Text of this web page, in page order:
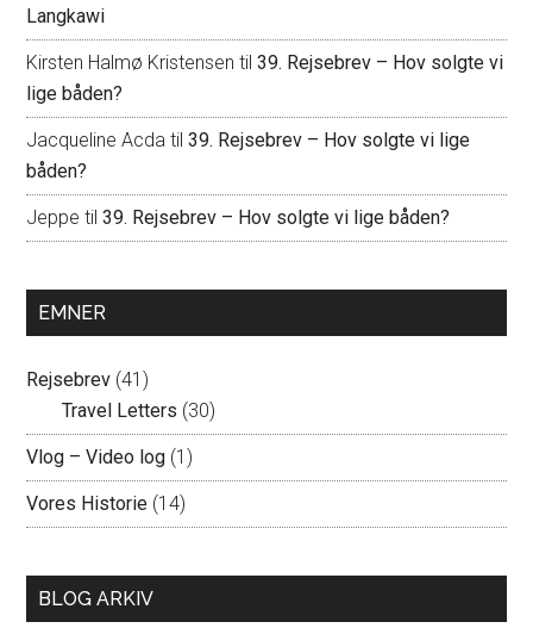
Langkawi
Kirsten Halmø Kristensen til39. Rejsebrev – Hov solgte vi
lige båden?
Jacqueline Acda til39. Rejsebrev – Hov solgte vi lige
båden?
Jeppe til39. Rejsebrev – Hov solgte vi lige båden?
EMNER
Rejsebrev (41)
Travel Letters (30)
Vlog – Video log (1)
Vores Historie (14)
BLOG ARKIV